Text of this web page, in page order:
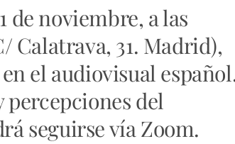
de noviembre, a las
Calatrava, 31. Madrid),
el audiovisual
del
seguirse vía Zoom.